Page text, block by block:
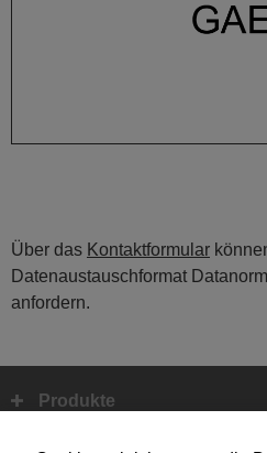
Über das Kontaktformular
Datenaustauschformat
anfordern.
Produkte